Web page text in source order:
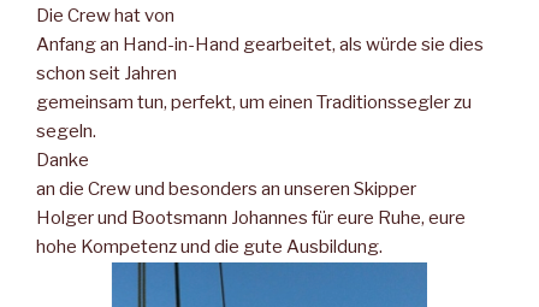
Die Crew hat von
Anfang an Hand-in-Hand gearbeitet, als würde sie dies
schon seit Jahren
gemeinsam tun, perfekt, um einen Traditionssegler zu
segeln.
Danke
an die Crew und besonders an unseren Skipper
Holgerund Bootsmann Johannes für eure Ruhe, eure
hohe Kompetenz und die gute Ausbildung.